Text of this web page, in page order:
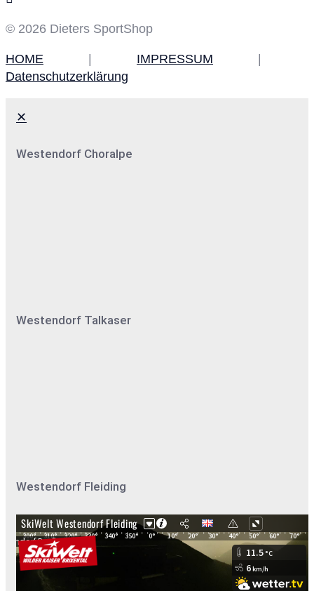
© 2026 Dieters SportShop
HOME | IMPRESSUM |
Datenschutzerklärung
✕
Westendorf Choralpe
Westendorf Talkaser
Westendorf Fleiding